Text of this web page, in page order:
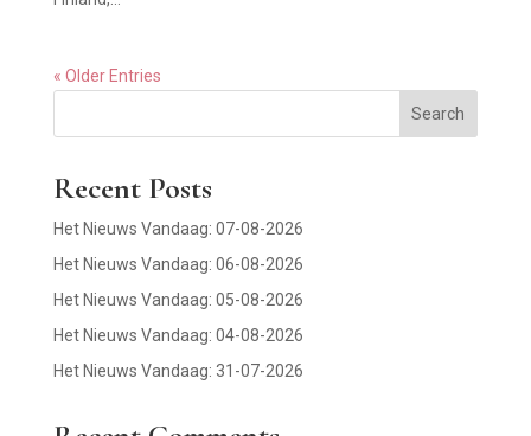
« Older Entries
Search
Recent Posts
Het Nieuws Vandaag: 07-08-2026
Het Nieuws Vandaag: 06-08-2026
Het Nieuws Vandaag: 05-08-2026
Het Nieuws Vandaag: 04-08-2026
Het Nieuws Vandaag: 31-07-2026